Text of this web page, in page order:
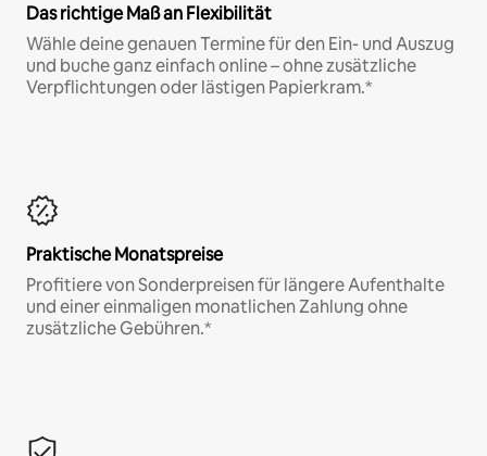
Das richtige Maß an Flexibilität
Wähle deine genauen Termine für den Ein- und Auszug
und buche ganz einfach online – ohne zusätzliche
Verpflichtungen oder lästigen Papierkram.*
Praktische Monatspreise
Profitiere von Sonderpreisen für längere Aufenthalte
und einer einmaligen monatlichen Zahlung ohne
zusätzliche Gebühren.*